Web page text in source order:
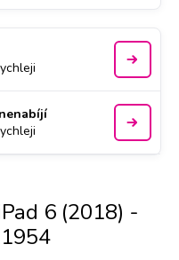
6 (2018) -